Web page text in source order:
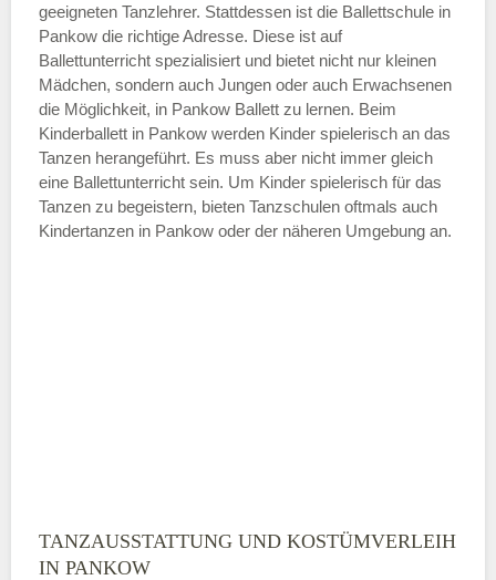
—
ÖFFNUNGSZEITEN HINZUFÜGEN
Samstag
ABSENDEN
geeigneten Tanzlehrer. Stattdessen ist die Ballettschule in
Pankow die richtige Adresse. Diese ist auf
Ballettunterricht spezialisiert und bietet nicht nur kleinen
Mädchen, sondern auch Jungen oder auch Erwachsenen
die Möglichkeit, in Pankow Ballett zu lernen. Beim
Kinderballett in Pankow werden Kinder spielerisch an das
Tanzen herangeführt. Es muss aber nicht immer gleich
eine Ballettunterricht sein. Um Kinder spielerisch für das
Tanzen zu begeistern, bieten Tanzschulen oftmals auch
Kindertanzen in Pankow oder der näheren Umgebung an.
TANZAUSSTATTUNG UND KOSTÜMVERLEIH
IN PANKOW